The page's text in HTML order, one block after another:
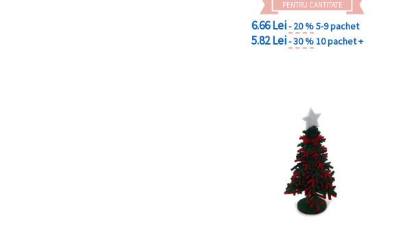
PENTRU CANTITATE
6.66 Lei- 20 %5-9 pachet
5.82 Lei- 30 %10 pachet +